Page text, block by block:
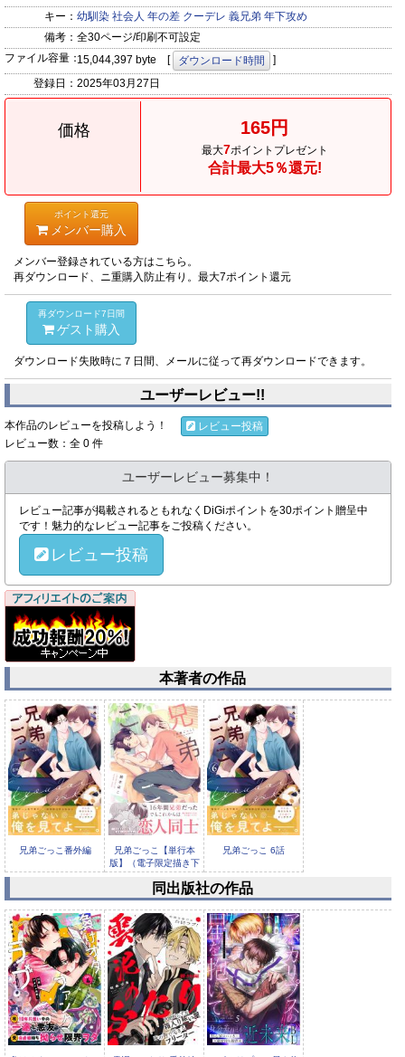
キー： 幼馴染 社会人 年の差 クーデレ 義兄弟 年下攻め
備考： 全30ページ/印刷不可設定
ファイル容量：15,044,397 byte [ ダウンロード時間
]
登録日： 2025年03月27日
価格 165円
最大7ポイントプレゼント
合計最大5％還元!
ポイント還元
メンバー購入
メンバー登録されている方はこちら。
再ダウンロード、ニ重購入防止有り。最大7ポイント還元
再ダウンロード7日間
ゲスト購入
ダウンロード失敗時に７日間、メールに従って再ダウンロードできます。
ユーザーレビュー!!
本作品のレビューを投稿しよう！
レビュー投稿
レビュー数：全 0 件
ユーザーレビュー募集中！
レビュー記事が掲載されるともれなくDiGiポイントを30ポイント贈呈中
です！魅力的なレビュー記事をご投稿ください。
レビュー投稿
本著者の作品
兄弟ごっこ番外編
兄弟ごっこ【単行本
版】（電子限定描き下
ろし付き）
兄弟ごっこ 6話
兄弟ごっこ 5話
同出版社の作品